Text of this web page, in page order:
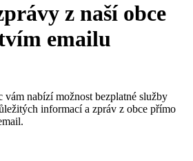
z naší obce
emailu
vám nabízí možnost bezplatné služby
informací a zpráv z obce přímo